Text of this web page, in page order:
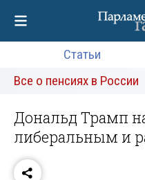
Статьи
Все о пенсиях в России
Дональд Трамп
либеральным и